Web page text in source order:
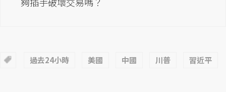
過去24小時 美國 中國 川普 習近平